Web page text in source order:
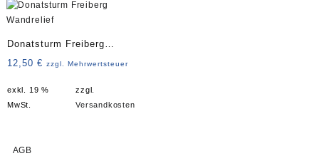
Donatsturm Freiberg
Wandrelief
12,50 € zzgl. Mehrwertsteuer
exkl. 19 %
MwSt.
zzgl.
Versandkosten
AGB